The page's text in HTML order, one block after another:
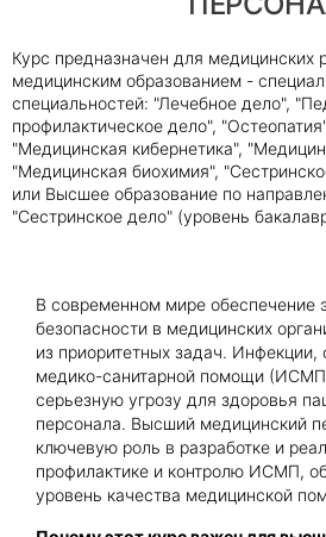
Курс предназначен для медицинских
медицинским образованием -
специальностей: "Лечебное дело",
профилактическое дело",
"Медицинская кибернетика",
"Медицинская биохимия",
или Высшее образование по
"Сестринское дело" (уровень
В современном мире обеспечение
безопасности в медицинских
из приоритетных задач.
медико-санитарной помощи
серьезную угрозу для здоровья
персонала. Высший медицинский
ключевую роль в разработке и
профилактике и контролю ИСМП,
уровень качества медицинской
Получить
Даю согласие на
данныхиe-mail рассылку
Приложите
Получить
Получить
данныхиe-mail рассылку